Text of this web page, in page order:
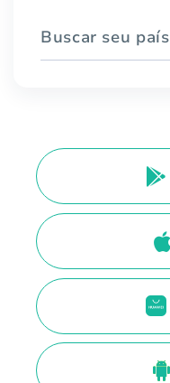
Buscar seu país